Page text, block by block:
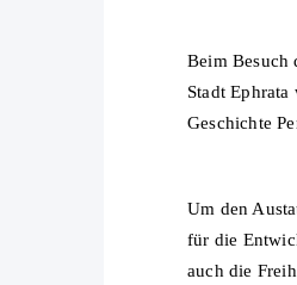
Beim Besuch
Stadt
Geschichte
Um den
für die
auch die